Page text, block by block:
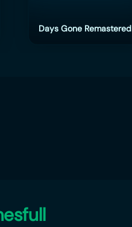
Days Gone Remastered